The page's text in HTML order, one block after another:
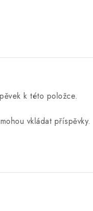
k této položce.
vkládat